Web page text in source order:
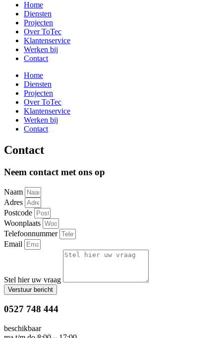
Home
Diensten
Projecten
Over ToTec
Klantenservice
Werken bij
Contact
Home
Diensten
Projecten
Over ToTec
Klantenservice
Werken bij
Contact
Contact
Neem contact met ons op
Naam
Adres
Postcode
Woonplaats
Telefoonnummer
Email
Stel hier uw vraag
Verstuur bericht
0527 748 444
beschikbaar